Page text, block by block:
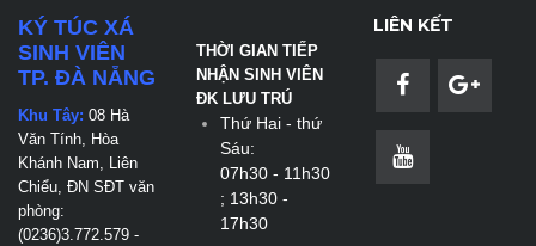
KÝ TÚC XÁ
SINH VIÊN
TP. ĐÀ NẴNG
Khu Tây: 08 Hà
Văn Tính, Hòa
Khánh Nam, Liên
Chiểu, ĐN SĐT văn
phòng:
(0236)3.772.579 -
THỜI GIAN TIẾP
NHẬN SINH VIÊN
ĐK LƯU TRÚ
Thứ Hai - thứ
Sáu:
07h30 - 11h30
; 13h30 -
17h30
LIÊN KẾT